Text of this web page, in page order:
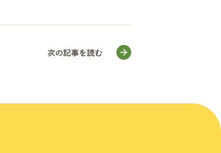
次の記事を読む